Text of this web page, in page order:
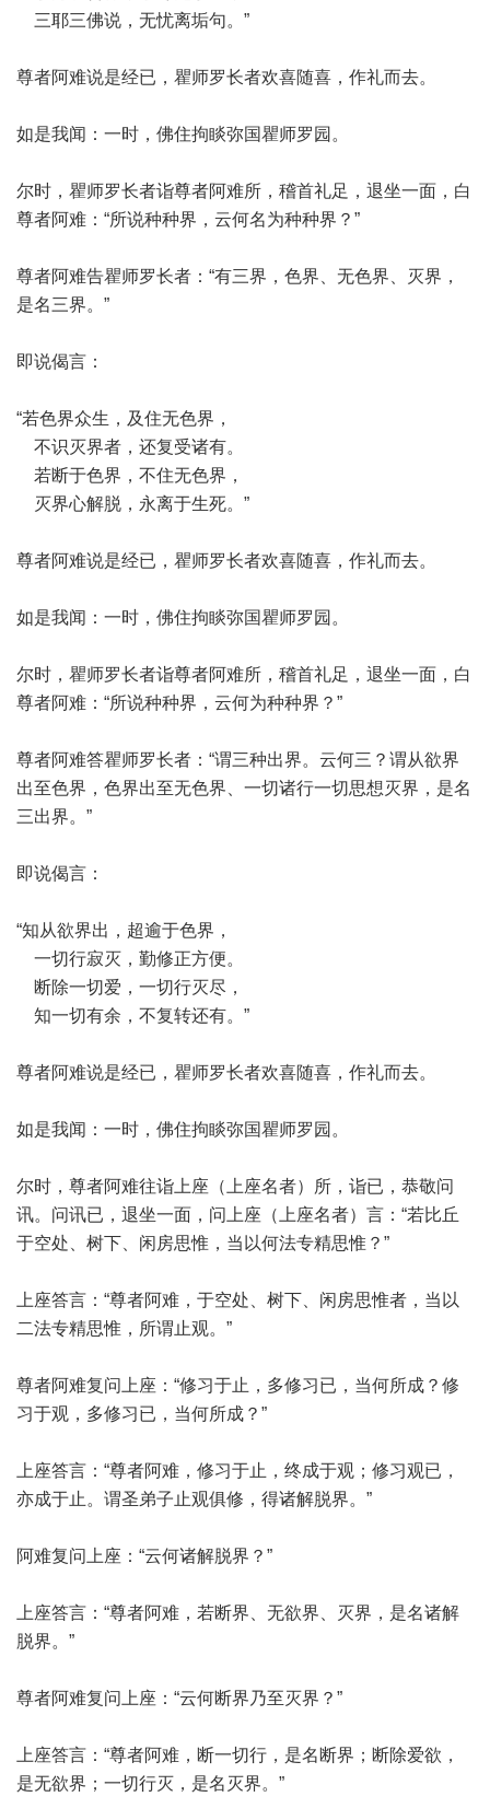
三耶三佛说，无忧离垢句。”
尊者阿难说是经已，瞿师罗长者欢喜随喜，作礼而去。
如是我闻：一时，佛住拘睒弥国瞿师罗园。
尔时，瞿师罗长者诣尊者阿难所，稽首礼足，退坐一面，白
尊者阿难：“所说种种界，云何名为种种界？”
尊者阿难告瞿师罗长者：“有三界，色界、无色界、灭界，
是名三界。”
即说偈言：
“若色界众生，及住无色界，
不识灭界者，还复受诸有。
若断于色界，不住无色界，
灭界心解脱，永离于生死。”
尊者阿难说是经已，瞿师罗长者欢喜随喜，作礼而去。
如是我闻：一时，佛住拘睒弥国瞿师罗园。
尔时，瞿师罗长者诣尊者阿难所，稽首礼足，退坐一面，白
尊者阿难：“所说种种界，云何为种种界？”
尊者阿难答瞿师罗长者：“谓三种出界。云何三？谓从欲界
出至色界，色界出至无色界、一切诸行一切思想灭界，是名
三出界。”
即说偈言：
“知从欲界出，超逾于色界，
一切行寂灭，勤修正方便。
断除一切爱，一切行灭尽，
知一切有余，不复转还有。”
尊者阿难说是经已，瞿师罗长者欢喜随喜，作礼而去。
如是我闻：一时，佛住拘睒弥国瞿师罗园。
尔时，尊者阿难往诣上座（上座名者）所，诣已，恭敬问
讯。问讯已，退坐一面，问上座（上座名者）言：“若比丘
于空处、树下、闲房思惟，当以何法专精思惟？”
上座答言：“尊者阿难，于空处、树下、闲房思惟者，当以
二法专精思惟，所谓止观。”
尊者阿难复问上座：“修习于止，多修习已，当何所成？修
习于观，多修习已，当何所成？”
上座答言：“尊者阿难，修习于止，终成于观；修习观已，
亦成于止。谓圣弟子止观俱修，得诸解脱界。”
阿难复问上座：“云何诸解脱界？”
上座答言：“尊者阿难，若断界、无欲界、灭界，是名诸解
脱界。”
尊者阿难复问上座：“云何断界乃至灭界？”
上座答言：“尊者阿难，断一切行，是名断界；断除爱欲，
是无欲界；一切行灭，是名灭界。”